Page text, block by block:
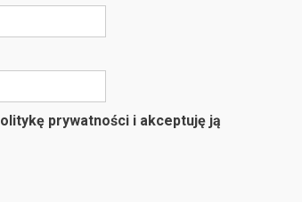
prywatności i akceptuję ją